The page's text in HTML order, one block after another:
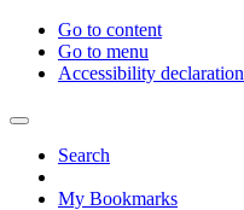
Go to content
Go to menu
Accessibility declaration
Search
My Bookmarks